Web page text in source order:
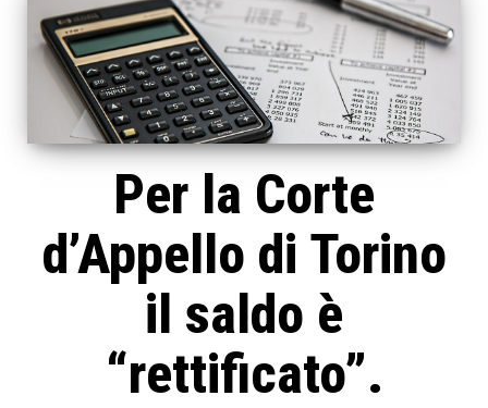
Per la Corte
d’Appello di Torino
il saldo è
“rettificato”.